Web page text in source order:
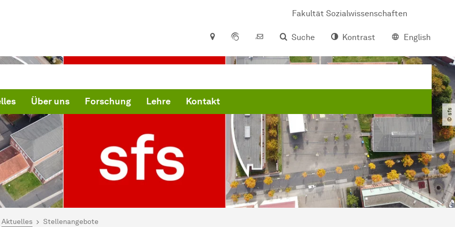
Fakultät Sozialwissenschaften
Suche
Kontrast English
Über uns Forschung Lehre Kontakt
© sfs
hier:
Aktuelles Stellenangebote